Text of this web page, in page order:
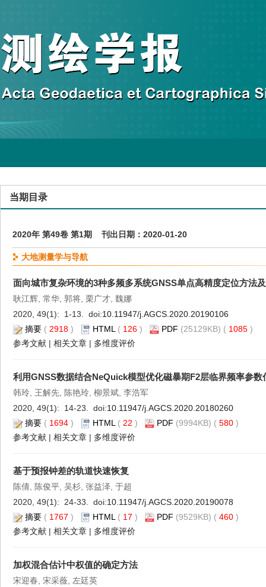
当期目录
2020年 第49卷 第1期 刊出日期：2020-01-20
大地测量学与导航
面向城市复杂环境的3种多频多系统GNSS单点高精度定位方法
耿江辉, 常华, 郭将, 栗广才, 魏娜
2020, 49(1): 1-13. doi:10.11947/j.AGCS.2020.20190106
摘要 ( 2918 ) HTML ( 126 ) PDF (25129KB) ( 1085 )
参考文献 | 相关文章 | 多维度评价
利用GNSS数据结合NeQuick模型优化磁暴期F2层临界频率参数
韩玲, 王解先, 陈艳玲, 柳景斌, 李浩军
2020, 49(1): 14-23. doi:10.11947/j.AGCS.2020.20180260
摘要 ( 1694 ) HTML ( 22 ) PDF (9994KB) ( 580 )
参考文献 | 相关文章 | 多维度评价
基于预报钟差的轨道快速恢复
陈倩, 陈俊平, 吴杉, 张益泽, 于超
2020, 49(1): 24-33. doi:10.11947/j.AGCS.2020.20190078
摘要 ( 1767 ) HTML ( 17 ) PDF (9529KB) ( 460 )
参考文献 | 相关文章 | 多维度评价
加权混合估计中权值的确定方法
宋迎春, 宋采薇, 左廷英